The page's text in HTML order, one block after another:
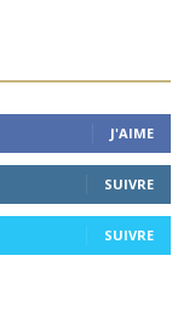
J'AIME
SUIVRE
SUIVRE